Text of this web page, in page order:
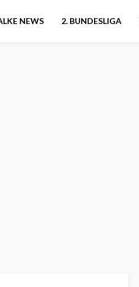
NEWS 2. BUNDESLIGA